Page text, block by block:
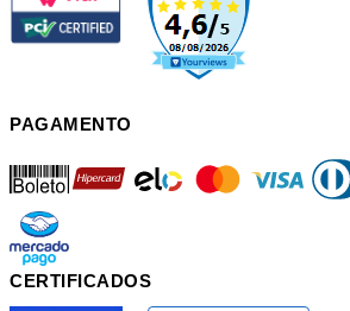
PAGAMENTO
boleto mastercard diners
mercadopago
CERTIFICADOS